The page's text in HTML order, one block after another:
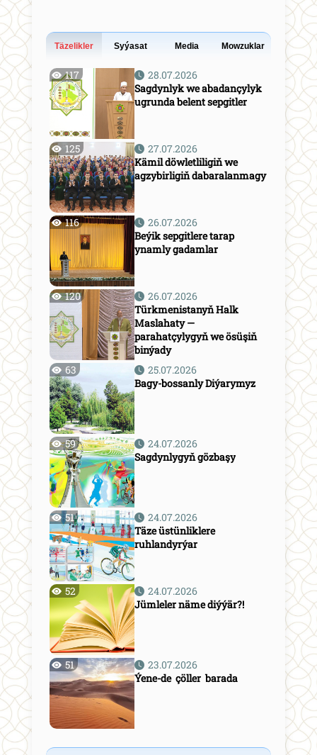
Täzelikler Syýasat Media Mowzuklar
117
28.07.2026
Sagdynlyk we abadançylyk
ugrunda belent sepgitler
125
27.07.2026
Kämil döwletliligiň we
agzybirligiň dabaralanmagy
116
26.07.2026
Beýik sepgitlere tarap
ynamly gadamlar
120
26.07.2026
Türkmenistanyň Halk
Maslahaty —
parahatçylygyň we ösüşiň
binýady
63
25.07.2026
Bagy-bossanly Diýarymyz
59
24.07.2026
Sagdynlygyň gözbaşy
51
24.07.2026
Täze üstünliklere
ruhlandyrýar
52
24.07.2026
Jümleler näme diýýär?!
51
23.07.2026
Ýene-de çöller barada